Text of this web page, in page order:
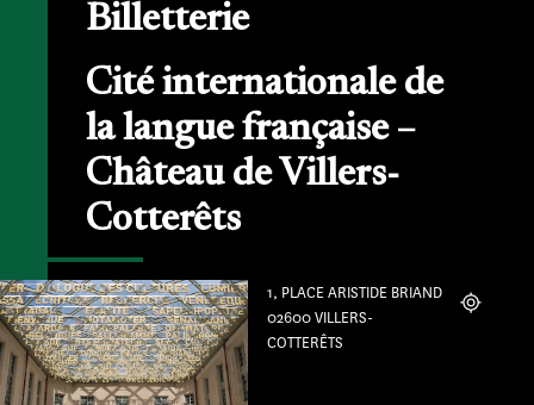
Billetterie
Cité internationale de
la langue française –
Château de Villers-
Cotterêts
1, PLACE ARISTIDE BRIAND
02600 VILLERS-
COTTERÊTS
Localiser